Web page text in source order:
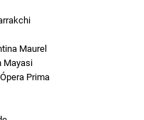
Maurel
Mayasi
Prima